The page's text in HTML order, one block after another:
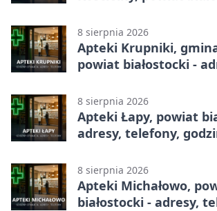
8 sierpnia 2026
Apteki Krupniki,
powiat białostocki -
8 sierpnia 2026
Apteki Łapy, powiat
adresy, telefony,
8 sierpnia 2026
Apteki Michałowo,
białostocki - adresy,